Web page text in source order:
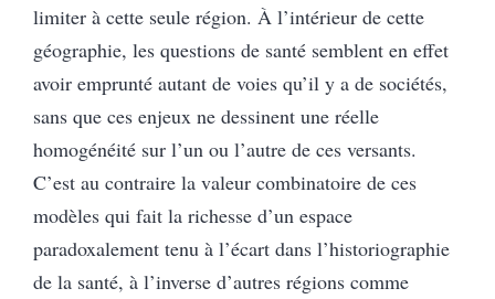
limiter à cette seule région. À l’intérieur de cette
géographie, les questions de santé semblent en effet
avoir emprunté autant de voies qu’il y a de sociétés,
sans que ces enjeux ne dessinent une réelle
homogénéité sur l’un ou l’autre de ces versants.
C’est au contraire la valeur combinatoire de ces
modèles qui fait la richesse d’un espace
paradoxalement tenu à l’écart dans l’historiographie
de la santé, à l’inverse d’autres régions comme